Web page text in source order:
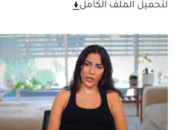
لتحميل الملف الكامل